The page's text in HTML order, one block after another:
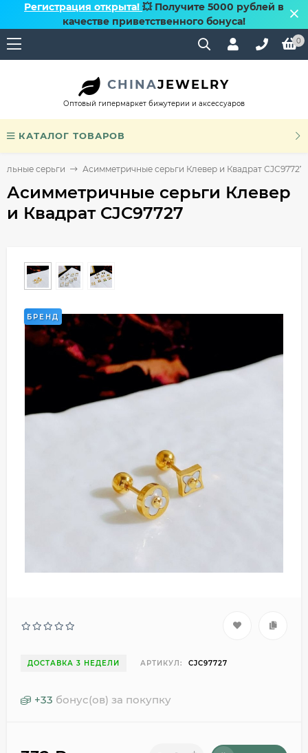
Регистрация открыта! 💥 Получите 5000 рублей в
качестве приветственного бонуса!
0
CHINAJEWELRY
Оптовый гипермаркет бижутерии и аксессуаров
КАТАЛОГ ТОВАРОВ
серьги Асимметричные серьги Клевер и Квадрат CJC97727
Асимметричные серьги Клевер
и Квадрат CJC97727
БРЕНД
ДОСТАВКА 3 НЕДЕЛИ АРТИКУЛ: CJC97727
+33 бонус(ов) за покупку